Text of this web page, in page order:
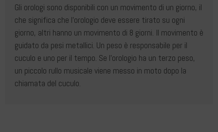
Gli orologi sono disponibili con un movimento di un giorno, il
che significa che l'orologio deve essere tirato su ogni
giorno, altri hanno un movimento di 8 giorni. Il movimento è
guidato da pesi metallici. Un peso è responsabile per il
cuculo e uno per il tempo. Se l'orologio ha un terzo peso,
un piccolo rullo musicale viene messo in moto dopo la
chiamata del cuculo.